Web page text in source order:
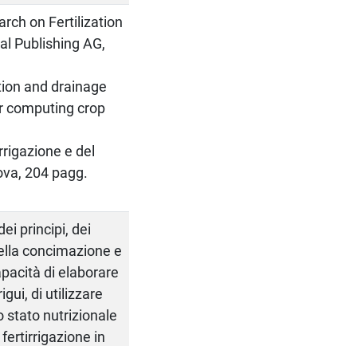
on Fertilization
Publishing AG,
and drainage
computing crop
e del
204 pagg.
principi, dei
concimazione e
di elaborare
di utilizzare
stato nutrizionale
in